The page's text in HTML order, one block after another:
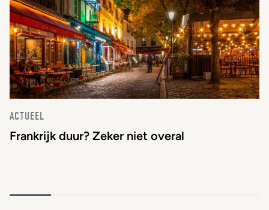
ACTUEEL
Frankrijk duur? Zeker niet overal